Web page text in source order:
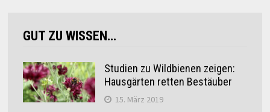
GUT ZU WISSEN…
Studien zu Wildbienen zeigen:
Hausgärten retten Bestäuber
15. März 2019